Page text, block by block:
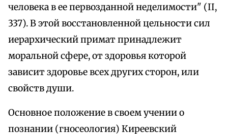
человека в ее первозданной неделимости" (II,
337). В этой восстановленной цельности сил
иерархический примат принадлежит
моральной сфере, от здоровья которой
зависит здоровье всех других сторон, или
свойств души.
Основное положение в своем учении о
познании (гносеология) Киреевский